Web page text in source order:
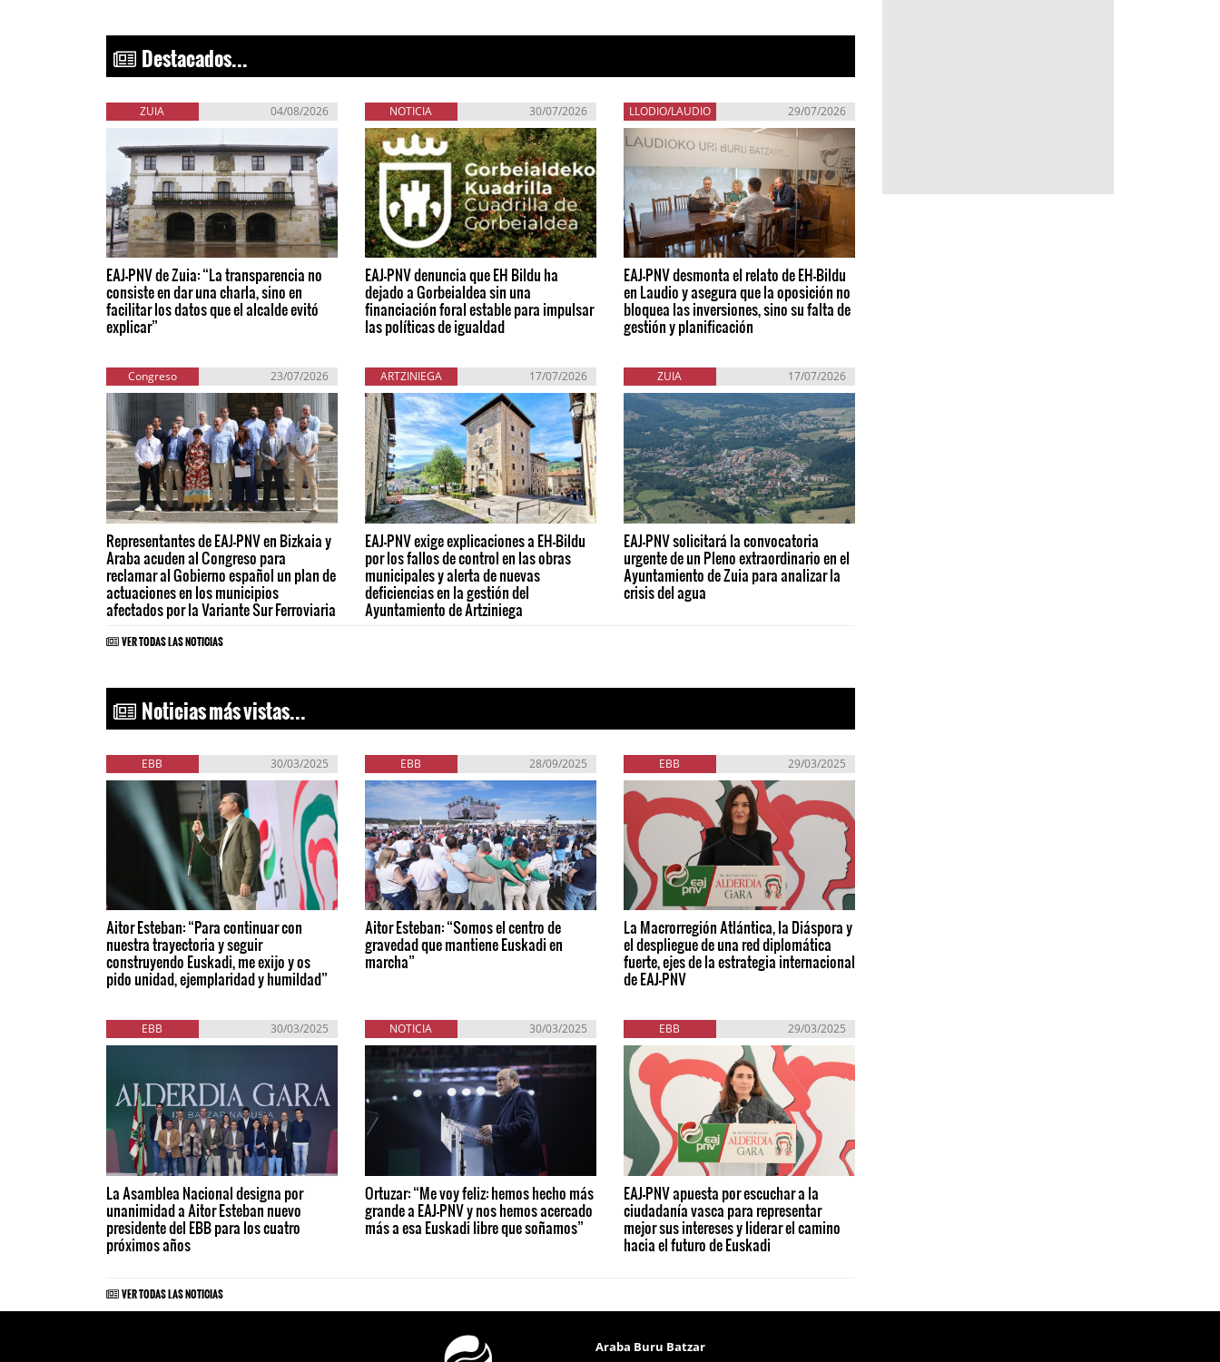
Destacados...
ZUIA 04/08/2026
EAJ-PNV de Zuia: “La transparencia no
consiste en dar una charla, sino en
facilitar los datos que el alcalde evitó
explicar”
NOTICIA 30/07/2026
EAJ-PNV denuncia que EH Bildu ha
dejado a Gorbeialdea sin una
financiación foral estable para impulsar
las políticas de igualdad
LLODIO/LAUDIO 29/07/2026
EAJ-PNV desmonta el relato de EH-Bildu
en Laudio y asegura que la oposición no
bloquea las inversiones, sino su falta de
gestión y planificación
Congreso 23/07/2026
Representantes de EAJ-PNV en Bizkaia y
Araba acuden al Congreso para
reclamar al Gobierno español un plan de
actuaciones en los municipios
afectados por la Variante Sur Ferroviaria
ARTZINIEGA 17/07/2026
EAJ-PNV exige explicaciones a EH-Bildu
por los fallos de control en las obras
municipales y alerta de nuevas
deficiencias en la gestión del
Ayuntamiento de Artziniega
ZUIA 17/07/2026
EAJ-PNV solicitará la convocatoria
urgente de un Pleno extraordinario en el
Ayuntamiento de Zuia para analizar la
crisis del agua
VER TODAS LAS NOTICIAS
Noticias más vistas...
EBB 30/03/2025
Aitor Esteban: “Para continuar con
nuestra trayectoria y seguir
construyendo Euskadi, me exijo y os
pido unidad, ejemplaridad y humildad”
EBB 28/09/2025
Aitor Esteban: “Somos el centro de
gravedad que mantiene Euskadi en
marcha”
EBB 29/03/2025
La Macrorregión Atlántica, la Diáspora y
el despliegue de una red diplomática
fuerte, ejes de la estrategia internacional
de EAJ-PNV
EBB 30/03/2025
La Asamblea Nacional designa por
unanimidad a Aitor Esteban nuevo
presidente del EBB para los cuatro
próximos años
NOTICIA 30/03/2025
Ortuzar: “Me voy feliz: hemos hecho más
grande a EAJ-PNV y nos hemos acercado
más a esa Euskadi libre que soñamos”
EBB 29/03/2025
EAJ-PNV apuesta por escuchar a la
ciudadanía vasca para representar
mejor sus intereses y liderar el camino
hacia el futuro de Euskadi
VER TODAS LAS NOTICIAS
Araba Buru Batzar